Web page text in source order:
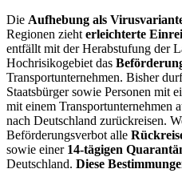
Die Aufhebung als
Regionen zieht erleichterte
entfällt mit der Herabstufung der
Hochrisikogebiet das
Transportunternehmen. Bisher
Staatsbürger sowie Personen mit
mit einem Transportunternehmen
nach Deutschland zurückreisen.
Beförderungsverbot alle
sowie einer 14-tägigen
Deutschland. Diese